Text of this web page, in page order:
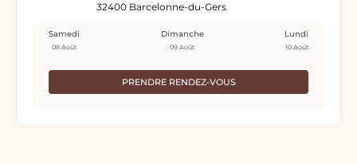
32400 Barcelonne-du-Gers
PRENDRE RENDEZ-VOUS
Samedi
08 Août
Dimanche
09 Août
Lundi
10 Août